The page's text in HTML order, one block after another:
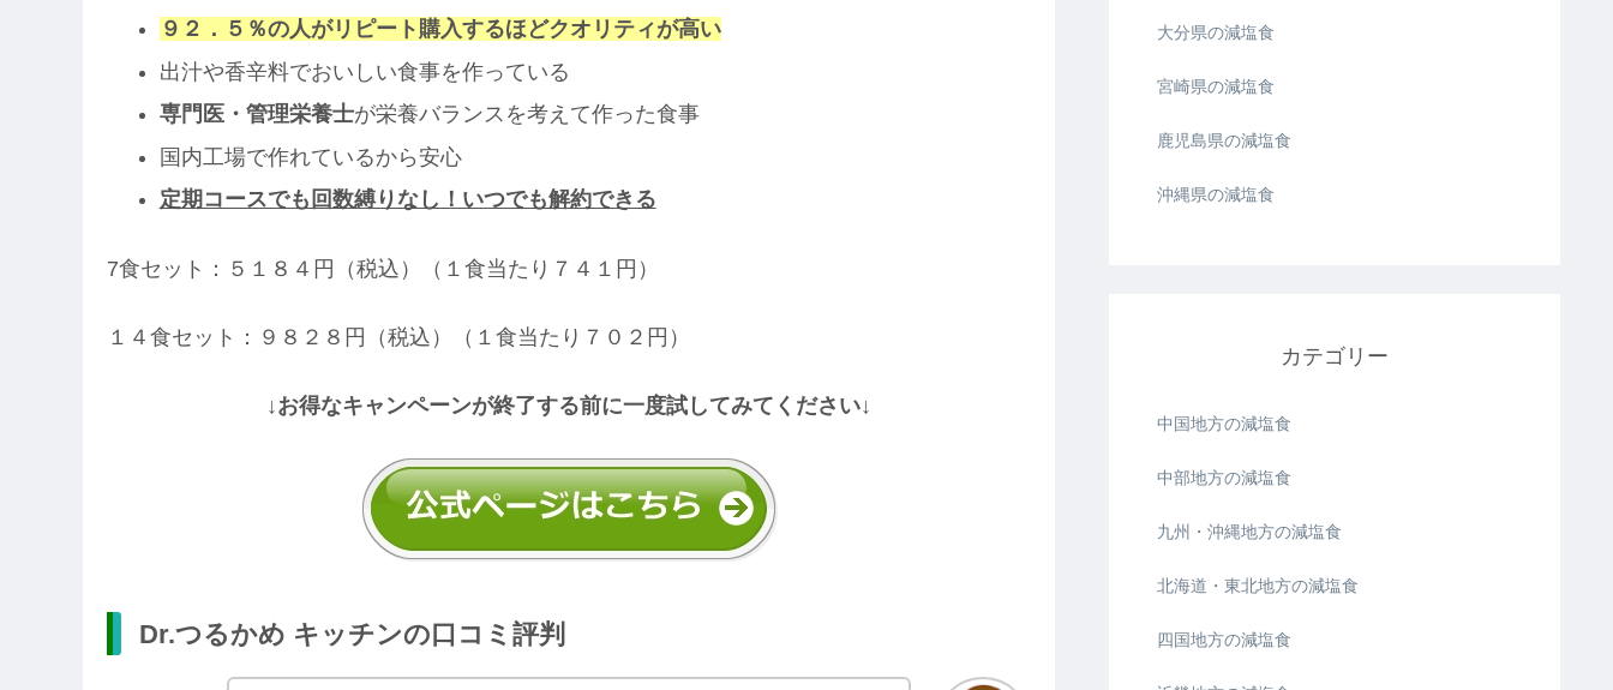
９２．５％の人がリピート購入するほどクオリティが高い
出汁や香辛料でおいしい食事を作っている
専門医・管理栄養士が栄養バランスを考えて作った食事
国内工場で作れているから安心
定期コースでも回数縛りなし！いつでも解約できる
7食セット：５１８４円（税込）（１食当たり７４１円）
１４食セット：９８２８円（税込）（１食当たり７０２円）
↓お得なキャンペーンが終了する前に一度試してみてください↓
Dr.つるかめ キッチンの口コミ評判
大分県の減塩食
宮崎県の減塩食
鹿児島県の減塩食
沖縄県の減塩食
カテゴリー
中国地方の減塩食
中部地方の減塩食
九州・沖縄地方の減塩食
北海道・東北地方の減塩食
四国地方の減塩食